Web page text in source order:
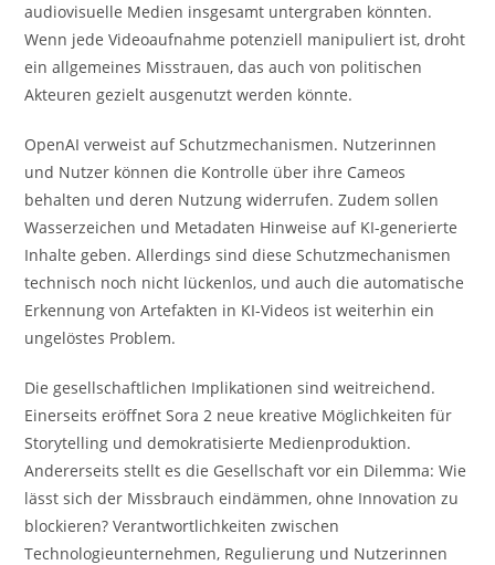
audiovisuelle Medien insgesamt untergraben könnten.
Wenn jede Videoaufnahme potenziell manipuliert ist, droht
ein allgemeines Misstrauen, das auch von politischen
Akteuren gezielt ausgenutzt werden könnte.
OpenAI verweist auf Schutzmechanismen. Nutzerinnen
und Nutzer können die Kontrolle über ihre Cameos
behalten und deren Nutzung widerrufen. Zudem sollen
Wasserzeichen und Metadaten Hinweise auf KI-generierte
Inhalte geben. Allerdings sind diese Schutzmechanismen
technisch noch nicht lückenlos, und auch die automatische
Erkennung von Artefakten in KI-Videos ist weiterhin ein
ungelöstes Problem.
Die gesellschaftlichen Implikationen sind weitreichend.
Einerseits eröffnet Sora 2 neue kreative Möglichkeiten für
Storytelling und demokratisierte Medienproduktion.
Andererseits stellt es die Gesellschaft vor ein Dilemma: Wie
lässt sich der Missbrauch eindämmen, ohne Innovation zu
blockieren? Verantwortlichkeiten zwischen
Technologieunternehmen, Regulierung und Nutzerinnen